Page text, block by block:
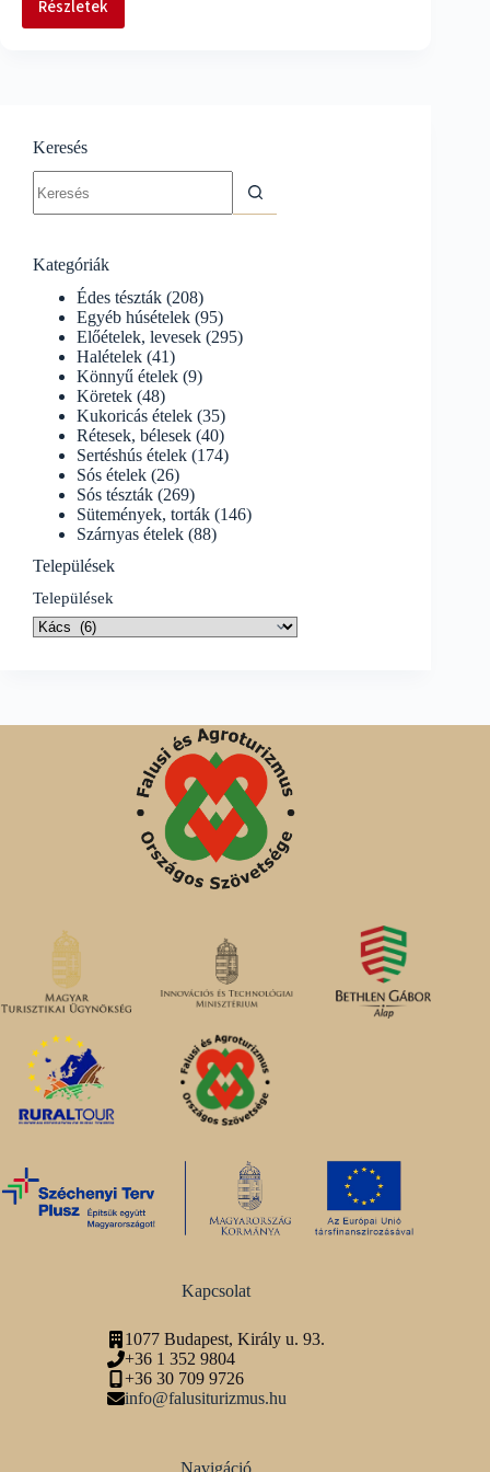
Részletek
Kemencés
krumplival
Keresés
results
Kategóriák
Édes tészták (208)
Egyéb húsételek (95)
Előételek, levesek (295)
Halételek (41)
Könnyű ételek (9)
Köretek (48)
Kukoricás ételek (35)
Rétesek, bélesek (40)
Sertéshús ételek (174)
Sós ételek (26)
Sós tészták (269)
Sütemények, torták (146)
Szárnyas ételek (88)
Települések
Települések
Kapcsolat
1077 Budapest, Király u. 93.
+36 1 352 9804
+36 30 709 9726
info@falusiturizmus.hu
Navigáció